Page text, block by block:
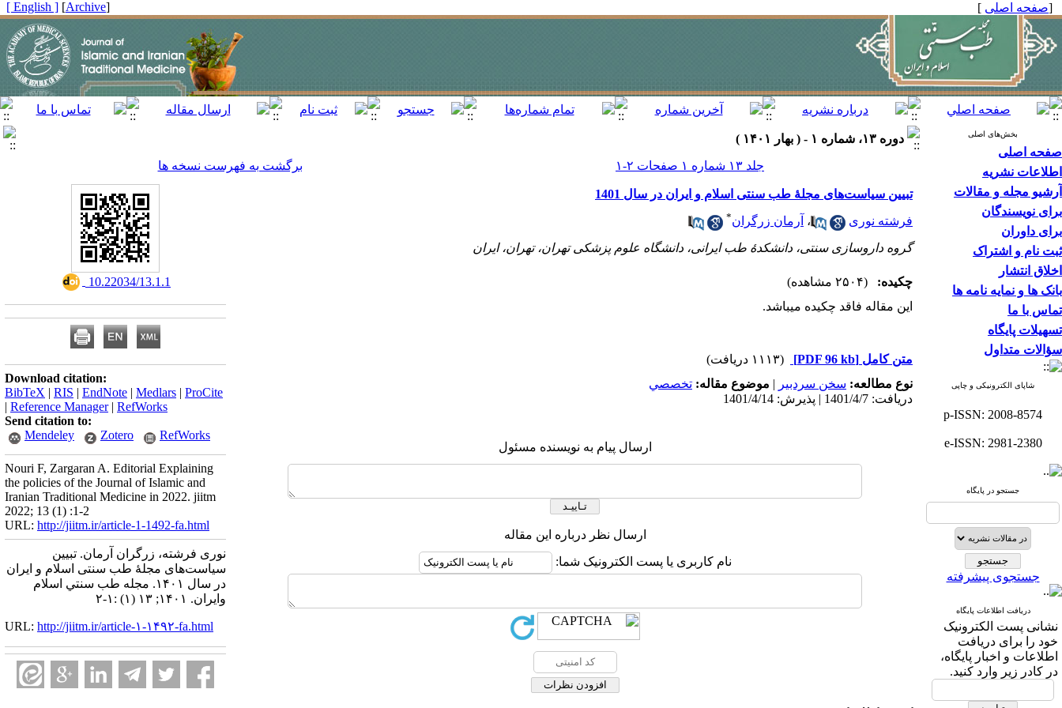
[صفحه اصلی ]
[
Archive
]
[ English ]
بخش‌های اصلی
صفحه اصلی
اطلاعات نشریه
آرشیو مجله و مقالات
برای نویسندگان
برای داوران
ثبت نام و اشتراک
اخلاق انتشار
بانک ها و نمایه نامه ها
تماس با ما
تسهیلات پایگاه
سؤالات متداول
شاپای الکترونیکی و چاپی
p-ISSN: 2008-8574
e-ISSN: 2981-2380
جستجو در پایگاه
جستجوی پیشرفته
دریافت اطلاعات پایگاه
نشانی پست الکترونیک
خود را برای دریافت
اطلاعات و اخبار پایگاه،
در کادر زیر وارد کنید.
دوره ۱۳، شماره ۱ - ( بهار ۱۴۰۱ )
جلد ۱۳ شماره ۱ صفحات ۲-۱
برگشت به فهرست نسخه ها
تبیین سیاست‌های مجلۀ طب سنتی اسلام و ایران در سال 1401
فرشته نوری ، آرمان زرگران*
گروه داروسازی سنتی، دانشکدۀ طب ایرانی، دانشگاه علوم پزشکی تهران، تهران، ایران
چکیده:
(۲۵۰۴ مشاهده)
این مقاله فاقد چکیده می​باشد.
متن کامل [PDF 96 kb]
(۱۱۱۳ دریافت)
نوع مطالعه: سخن سردبير | موضوع مقاله: تخصصي
دریافت: 1401/4/7 | پذیرش: 1401/4/14
ارسال پیام به نویسنده مسئول
ارسال نظر درباره این مقاله
نام کاربری یا پست الکترونیک شما:
‎ 10.22034/13.1.1
Download citation:
BibTeX | RIS | EndNote | Medlars | ProCite
| Reference Manager| RefWorks
Send citation to:
Mendeley
Zotero RefWorks
Nouri F, Zargaran A. Editorial Explaining
the policies of the Journal of Islamic and
Iranian Traditional Medicine in 2022. jiitm
2022; 13 (1) :1-2
URL: http://jiitm.ir/article-1-1492-fa.html
نوری فرشته، زرگران آرمان. تبیین
سیاست‌های مجلۀ طب سنتی اسلام و ایران
در سال ۱۴۰۱. مجله طب سنتي اسلام
وايران. ۱۴۰۱; ۱۳ (۱) :۱-۲
URL: http://jiitm.ir/article-۱-۱۴۹۲-fa.html